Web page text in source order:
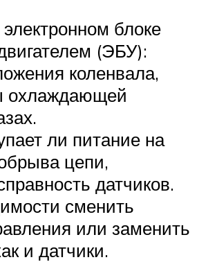
блоке
(ЭБУ):
коленвала,
охлаждающей
ли питание на
цепи,
датчиков.
сменить
или заменить
и датчики.